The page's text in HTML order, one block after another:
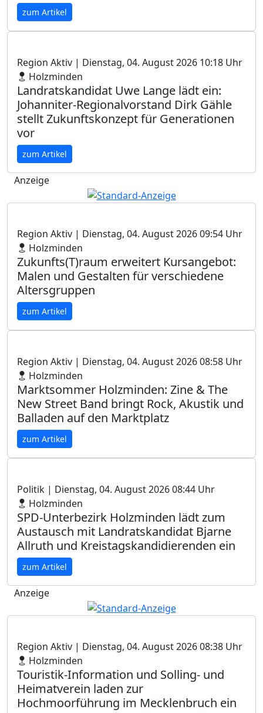
zum Artikel
Region Aktiv | Dienstag, 04. August 2026 10:18 Uhr
Holzminden
Landratskandidat Uwe Lange lädt ein:
Johanniter-Regionalvorstand Dirk Gähle
stellt Zukunftskonzept für Generationen
vor
zum Artikel
Anzeige
Region Aktiv | Dienstag, 04. August 2026 09:54 Uhr
Holzminden
Zukunfts(T)raum erweitert Kursangebot:
Malen und Gestalten für verschiedene
Altersgruppen
zum Artikel
Region Aktiv | Dienstag, 04. August 2026 08:58 Uhr
Holzminden
Marktsommer Holzminden: Zine & The
New Street Band bringt Rock, Akustik und
Balladen auf den Marktplatz
zum Artikel
Politik | Dienstag, 04. August 2026 08:44 Uhr
Holzminden
SPD-Unterbezirk Holzminden lädt zum
Austausch mit Landratskandidat Bjarne
Allruth und Kreistagskandidierenden ein
zum Artikel
Anzeige
Region Aktiv | Dienstag, 04. August 2026 08:38 Uhr
Holzminden
Touristik-Information und Solling- und
Heimatverein laden zur
Hochmoorführung im Mecklenbruch ein